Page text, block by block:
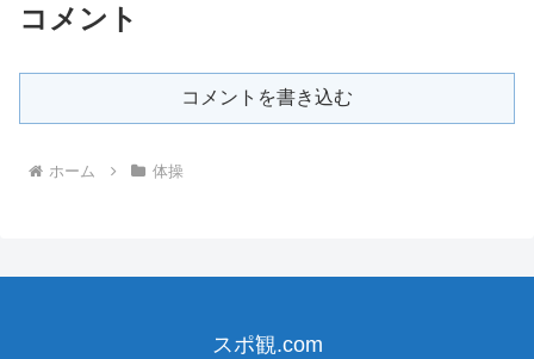
コメント
コメントを書き込む
ホーム 体操
スポ観.com